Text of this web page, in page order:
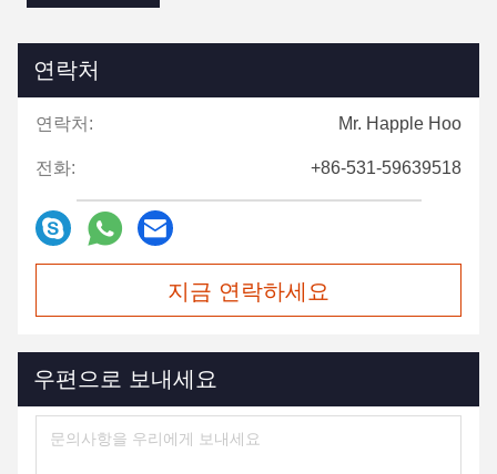
연락처
연락처: Mr. Happle Hoo
전화: +86-531-59639518
지금 연락하세요
우편으로 보내세요